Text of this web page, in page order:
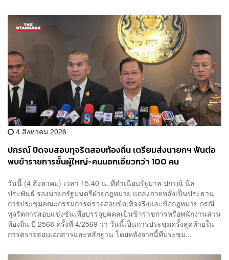
4 สิงหาคม 2026
ปกรณ์ ปิดจบสอบทุจริตสอบท้องถิ่น เตรียมส่งนายกฯ ฟันต่อ
พบข้าราชการชั้นผู้ใหญ่-คนนอกเอี่ยวกว่า 100 คน
วันนี้ (4 สิงหาคม) เวลา 15.40 น. ที่ทำเนียบรัฐบาล ปกรณ์ นิล
ประพันธ์ รองนายกรัฐมนตรีฝ่ายกฎหมาย แถลงภายหลังเป็นประธาน
การประชุมคณะกรรมการตรวจสอบข้อเท็จจริงและข้อกฎหมาย กรณี
ทุจริตการสอบแข่งขันเพื่อบรรจุบุคคลเป็นข้าราชการหรือพนักงานส่วน
ท้องถิ่น ปี 2568 ครั้งที่ 4/2569 ว่า วันนี้เป็นการประชุมครั้งสุดท้ายใน
การตรวจสอบเอกสารและหลักฐาน โดยหลังจากนี้ที่ประชุม...